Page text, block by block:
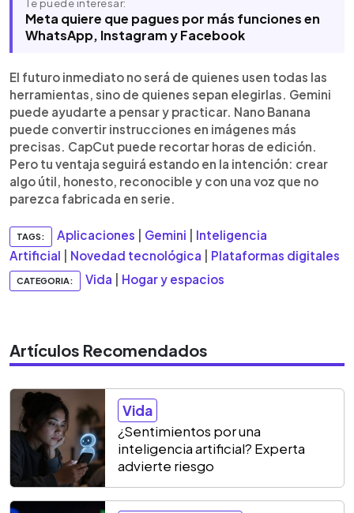
Te puede interesar:
Meta quiere que pagues por más funciones en
WhatsApp, Instagram y Facebook
El futuro inmediato no será de quienes usen todas las
herramientas, sino de quienes sepan elegirlas. Gemini
puede ayudarte a pensar y practicar. Nano Banana
puede convertir instrucciones en imágenes más
precisas. CapCut puede recortar horas de edición.
Pero tu ventaja seguirá estando en la intención: crear
algo útil, honesto, reconocible y con una voz que no
parezca fabricada en serie.
TAGS: Aplicaciones Gemini
Inteligencia
Artificial
Novedad tecnológica Plataformas digitales
CATEGORIA: Vida Hogar y espacios
Artículos Recomendados
Vida
¿Sentimientos por una
inteligencia artificial? Experta
advierte riesgo